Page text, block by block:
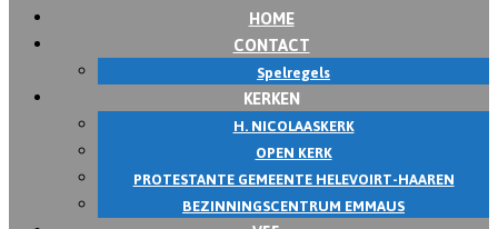
HOME
CONTACT
Spelregels
KERKEN
H. NICOLAASKERK
OPEN KERK
PROTESTANTE GEMEENTE HELEVOIRT-HAAREN
BEZINNINGSCENTRUM EMMAUS